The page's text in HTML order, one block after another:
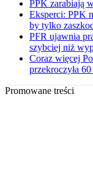
PPK zarabiają
Eksperci: PPK
by tylko
PFR ujawnia
szybciej niż
Coraz więcej
przekroczyła
Promowane treści